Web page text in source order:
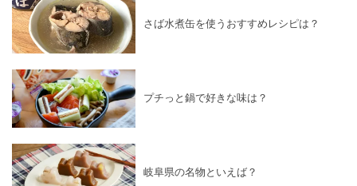
さば水煮缶を使うおすすめレシピは？
プチっと鍋で好きな味は？
岐阜県の名物といえば？